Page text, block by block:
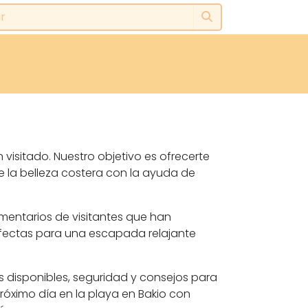
Nuestro objetivo es ofrecerte
la belleza costera con la ayuda de
de visitantes que han
para una escapada relajante
seguridad y consejos para
día en la playa en Bakio con